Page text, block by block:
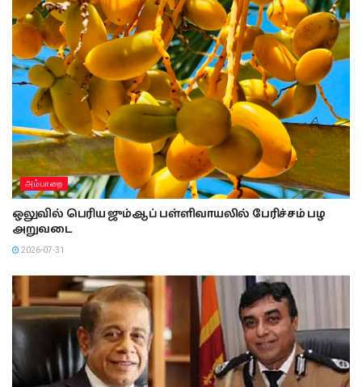
அம்பாறை
ஒலுவில் பெரிய ஜும்ஆப் பள்ளிவாயலில் பேரிச்சம் பழ
அறுவடை
2026-07-31